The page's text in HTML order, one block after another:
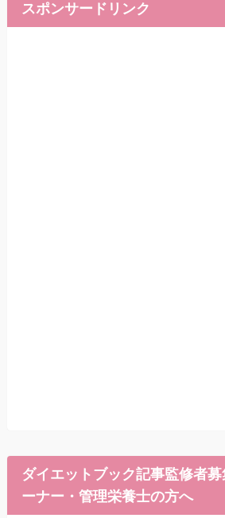
スポンサードリンク
ダイエットブック記事監修者
ーナー・管理栄養士の方へ